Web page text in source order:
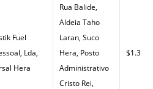
Fuel
Lda,
Hera
Rua Balide,
Aldeia Taho
Laran, Suco
Hera, Posto
Administrativo
Cristo Rei,
$1.30